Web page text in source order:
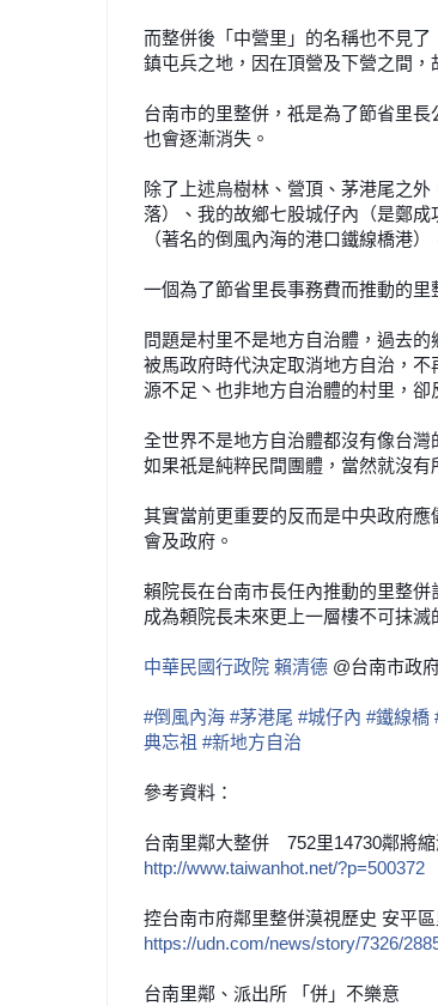
而整併後「中營里」的名稱也不見了
鎮屯兵之地，因在頂營及下營之間，
台南市的里整併，祇是為了節省里長
也會逐漸消失。
除了上述烏樹林、營頂、茅港尾之
落）、我的故鄉七股城仔內（是鄭成
（著名的倒風內海的港口鐵線橋港）
一個為了節省里長事務費而推動的里
問題是村里不是地方自治體，過去
被馬政府時代決定取消地方自治，
源不足丶也非地方自治體的村里 ，
全世界不是地方自治體都沒有像台
如果祇是純粹民間團體，當然就沒有
其實當前更重要的反而是中央政府
會及政府。
賴院長在台南市長任內推動的里整
成為頼院長未來更上一層樓不可抹滅
中華民國行政院 賴清德 @台南市政
#倒風內海 #茅港尾 #城仔內 #鐵線橋
典忘祖 #新地方自治
參考資料：
台南里鄰大整併 752里14730鄰將縮
http://www.taiwanhot.net/?p=500372
控台南市府鄰里整併漠視歷史 安平
https://udn.com/news/story/7326/
台南里鄰、派出所 「併」不樂意